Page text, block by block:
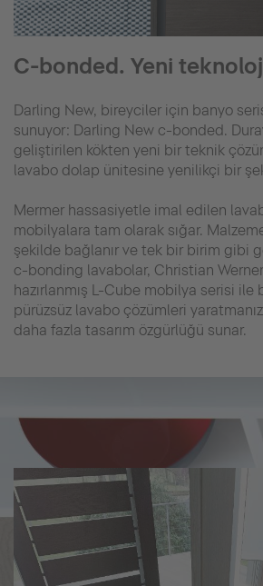
C-bonded. Yeni
Darling New, bireyciler için banyo
sunuyor: Darling New c-bonded.
geliştirilen kökten yeni bir teknik
lavabo dolap ünitesine yenilikçi bir
Mermer hassasiyetle imal edilen
mobilyalara tam olarak sığar.
şekilde bağlanır ve tek bir birim gibi
c-bonding lavabolar, Christian
hazırlanmış L-Cube mobilya serisi ile
pürüzsüz lavabo çözümleri
daha fazla tasarım özgürlüğü sunar.